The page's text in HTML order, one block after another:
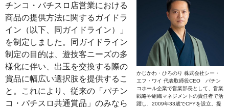
かじかわ・ひろのり 株式会社シー・
エフ・ワイ 代表取締役CEO パチン
コホール企業で営業部長として、営業
戦略や組織マネジメントの責任者で活
躍し、2009年33歳でCFYを設立。提
チンコ・パチスロ店営業における
商品の提供方法に関するガイドラ
イン（以下、同ガイドライン）」
を制定しました。同ガイドライン
制定の目的は、遊技客ニーズの多
様化に伴い、出玉を交換する際の
賞品に幅広い選択肢を提供するこ
と。これにより、従来の「パチン
コ・パチスロ共通賞品」のみなら